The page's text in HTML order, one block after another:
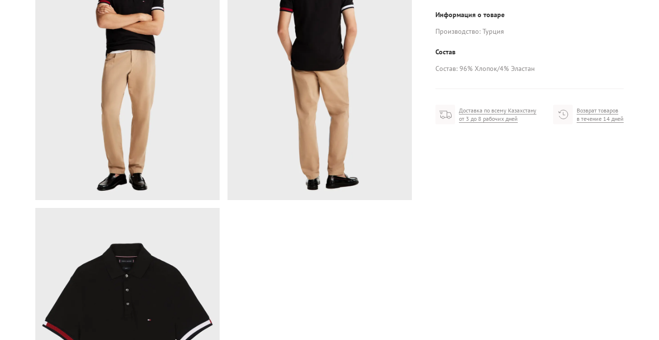
Информация о товаре
Производство: Турция
Состав
Состав: 96% Хлопок/4% Эластан
Доставка по всему Казахстану
от 3 до 8 рабочих дней
Возврат товаров
в течение 14 дней